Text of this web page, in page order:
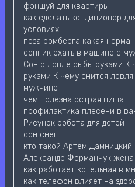
фэншуй для квартиры
как сделать кондиционер
условиях
поза ромберга какая норма
сонник ехать в машине с
Сон о ловле рыбы руками К
руками К чему снится
мужчине
чем полезна острая пища
профилактика плесени в
Рисунок робота для детей
сон снег
кто такой Артем Дамницкий
Александр Форманчук жена
как работает котельная в
как телефон влияет на